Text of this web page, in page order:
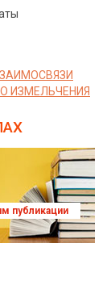
ИЗМЕЛЬЧЕНИЯ
публикации